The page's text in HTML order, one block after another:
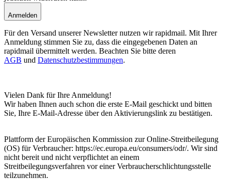
Anmelden
Für den Versand unserer Newsletter nutzen wir rapidmail. Mit Ihrer
Anmeldung stimmen Sie zu, dass die eingegebenen Daten an
rapidmail übermittelt werden. Beachten Sie bitte deren
AGB und Datenschutzbestimmungen.
Vielen Dank für Ihre Anmeldung!
Wir haben Ihnen auch schon die erste E-Mail geschickt und bitten
Sie, Ihre E-Mail-Adresse über den Aktivierungslink zu bestätigen.
Plattform der Europäischen Kommission zur Online-Streitbeilegung
(OS) für Verbraucher: https://ec.europa.eu/consumers/odr/. Wir sind
nicht bereit und nicht verpflichtet an einem
Streitbeilegungsverfahren vor einer Verbraucherschlichtungsstelle
teilzunehmen.